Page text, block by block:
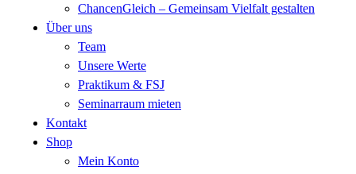
ChancenGleich – Gemeinsam Vielfalt gestalten
Über uns
Team
Unsere Werte
Praktikum & FSJ
Seminarraum mieten
Kontakt
Shop
Mein Konto